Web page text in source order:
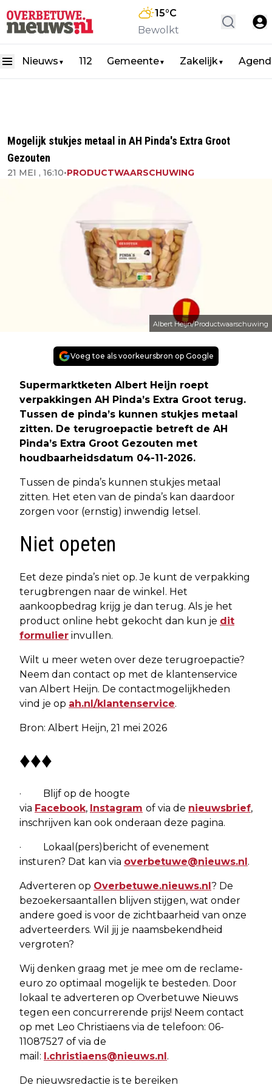
15°C
Bewolkt
Nieuws ▼ 112 Gemeente▼ Zakelijk▼
Mogelijk stukjes metaal in AH Pinda's Extra Groot
Gezouten
21 MEI , 16:10•PRODUCTWAARSCHUWING
Albert Heijn/Productwaarschuwing
Voeg toe als voorkeursbron op Google
Supermarktketen Albert Heijn roept
verpakkingen AH Pinda’s Extra Groot terug.
Tussen de pinda’s kunnen stukjes metaal
zitten. De terugroepactie betreft de AH
Pinda’s Extra Groot Gezouten met
houdbaarheidsdatum 04-11-2026.
Tussen de pinda’s kunnen stukjes metaal
zitten. Het eten van de pinda’s kan daardoor
zorgen voor (ernstig) inwendig letsel.
Niet opeten
Eet deze pinda’s niet op. Je kunt de verpakking
terugbrengen naar de winkel. Het
aankoopbedrag krijg je dan terug. Als je het
product online hebt gekocht dan kun je dit
formulier invullen.
Wilt u meer weten over deze terugroepactie?
Neem dan contact op met de klantenservice
van Albert Heijn. De contactmogelijkheden
vind je op ah.nl/klantenservice.
Bron: Albert Heijn, 21 mei 2026
♦♦♦
· Blijf op de hoogte
via Facebook, Instagram of via de nieuwsbrief,
inschrijven kan ook onderaan deze pagina.
· Lokaal(pers)bericht of evenement
insturen? Dat kan via overbetuwe@nieuws.nl.
Adverteren op Overbetuwe.nieuws.nl? De
bezoekersaantallen blijven stijgen, wat onder
andere goed is voor de zichtbaarheid van onze
adverteerders. Wil jij je naamsbekendheid
vergroten?
Wij denken graag met je mee om de reclame-
euro zo optimaal mogelijk te besteden. Door
lokaal te adverteren op Overbetuwe Nieuws
tegen een concurrerende prijs! Neem contact
op met Leo Christiaens via de telefoon: 06-
11087527 of via de
mail: l.christiaens@nieuws.nl.
De nieuwsredactie is te bereiken